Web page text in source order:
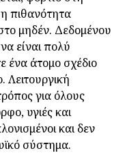
πιθανότητα
μηδέν. Δεδομένου
είναι πολύ
ένα άτομο σχέδιο
για όλους
υγιές και
και δεν
σύστημα.